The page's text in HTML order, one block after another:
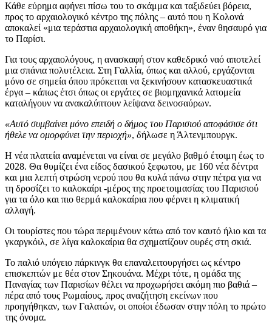
Κάθε εύρημα αφήνει πίσω του το σκάμμα και ταξιδεύει βόρεια,
προς το αρχαιολογικό κέντρο της πόλης – αυτό που η Κολονά
αποκαλεί «μια τεράστια αρχαιολογική αποθήκη», έναν θησαυρό για
το Παρίσι.
Για τους αρχαιολόγους, η ανασκαφή στον καθεδρικό ναό αποτελεί
μια σπάνια πολυτέλεια. Στη Γαλλία, όπως και αλλού, εργάζονται
μόνο σε σημεία όπου πρόκειται να ξεκινήσουν κατασκευαστικά
έργα – κάπως έτσι όπως οι εργάτες σε βιομηχανικά λατομεία
καταλήγουν να ανακαλύπτουν λείψανα δεινοσαύρων.
«Αυτό συμβαίνει μόνο επειδή ο δήμος του Παρισιού αποφάσισε ότι
ήθελε να ομορφύνει την περιοχή», δήλωσε η Άλτενμπουργκ.
Η νέα πλατεία αναμένεται να είναι σε μεγάλο βαθμό έτοιμη έως το
2028. Θα θυμίζει ένα είδος δασικού ξεφωτου, με 160 νέα δέντρα
και μια λεπτή στρώση νερού που θα κυλά πάνω στην πέτρα για να
τη δροσίζει το καλοκαίρι -μέρος της προετοιμασίας του Παρισιού
για τα όλο και πιο θερμά καλοκαίρια που φέρνει η κλιματική
αλλαγή.
Οι τουρίστες που τώρα περιμένουν κάτω από τον καυτό ήλιο και τα
γκαργκόιλ, σε λίγα καλοκαίρια θα σχηματίζουν ουρές στη σκιά.
Το παλιό υπόγειο πάρκινγκ θα επαναλειτουργήσει ως κέντρο
επισκεπτών με θέα στον Σηκουάνα. Μέχρι τότε, η ομάδα της
Παναγίας των Παρισίων θέλει να προχωρήσει ακόμη πιο βαθιά –
πέρα από τους Ρωμαίους, προς αναζήτηση εκείνων που
προηγήθηκαν, των Γαλατών, οι οποίοι έδωσαν στην πόλη το πρώτο
της όνομα.